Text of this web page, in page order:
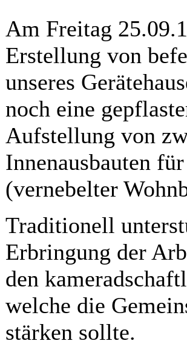
Am Freitag
Erstellung von
unseres
noch eine
Aufstellung von
Innenausbauten
(vernebelter
Traditionell
Erbringung der
den
welche die
stärken sollte.